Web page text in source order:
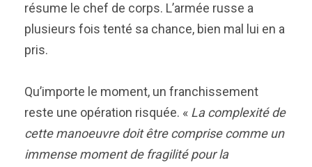
résume le chef de corps. L’armée russe a
plusieurs fois tenté sa chance, bien mal lui en a
pris.
Qu’importe le moment, un franchissement
reste une opération risquée. « La complexité de
cette manoeuvre doit être comprise comme un
immense moment de fragilité pour la